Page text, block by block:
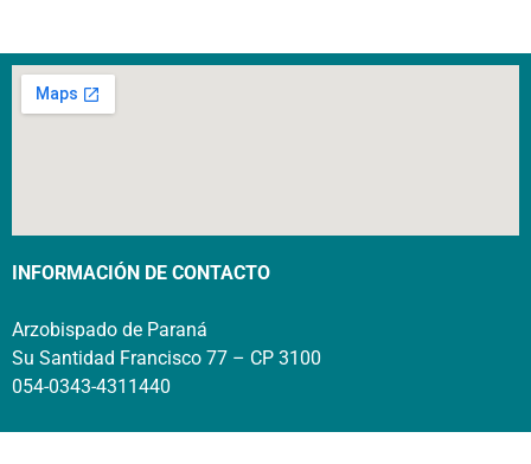
INFORMACIÓN DE CONTACTO
Arzobispado de Paraná
Su Santidad Francisco 77 – CP 3100
054-0343-4311440